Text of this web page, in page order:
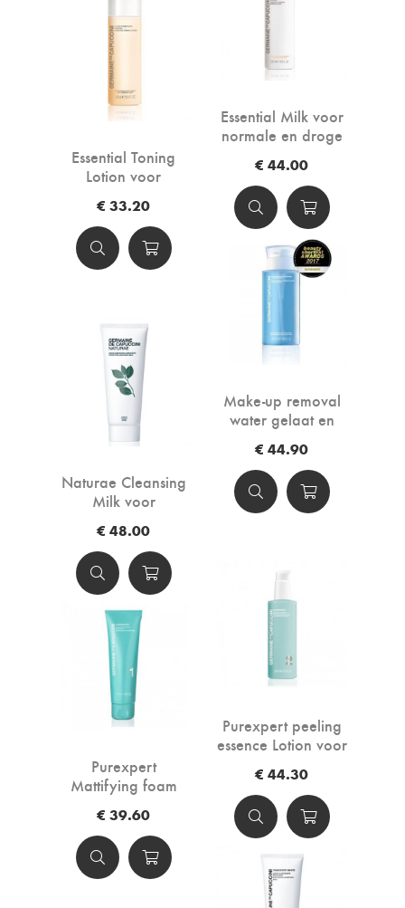
Essential Milk voor
normale en droge
€ 44.00
Essential Toning
Lotion voor
huid
€ 33.20
Make-up removal
water gelaat en
€ 44.90
Naturae Cleansing
Milk voor
€ 48.00
Purexpert peeling
essence Lotion voor
huid
€ 44.30
Purexpert
Mattifying foam
voor de onzuivere,
vette huid
€ 39.60